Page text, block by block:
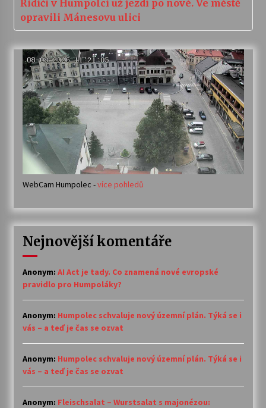
Řidiči v Humpolci už jezdí po nové. Ve městě
opravili Mánesovu ulici
WebCam Humpolec -více pohledů
Nejnovější komentáře
Anonym: AI Act je tady. Co znamená nové evropské
pravidlo pro Humpoláky?
Anonym: Humpolec schvaluje nový územní plán. Týká se i
vás – a teď je čas se ozvat
Anonym: Humpolec schvaluje nový územní plán. Týká se i
vás – a teď je čas se ozvat
Anonym: Fleischsalat – Wurstsalat s majonézou: